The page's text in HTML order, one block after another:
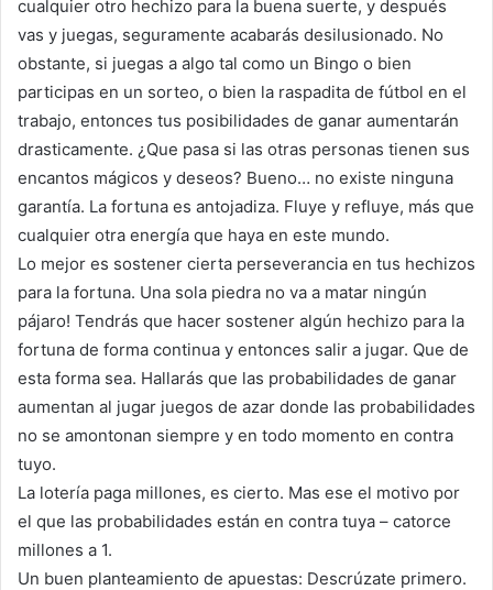
cualquier otro hechizo para la buena suerte, y después
vas y juegas, seguramente acabarás desilusionado. No
obstante, si juegas a algo tal como un Bingo o bien
participas en un sorteo, o bien la raspadita de fútbol en el
trabajo, entonces tus posibilidades de ganar aumentarán
drasticamente. ¿Que pasa si las otras personas tienen sus
encantos mágicos y deseos? Bueno… no existe ninguna
garantía. La fortuna es antojadiza. Fluye y refluye, más que
cualquier otra energía que haya en este mundo.
Lo mejor es sostener cierta perseverancia en tus hechizos
para la fortuna. Una sola piedra no va a matar ningún
pájaro! Tendrás que hacer sostener algún hechizo para la
fortuna de forma continua y entonces salir a jugar. Que de
esta forma sea. Hallarás que las probabilidades de ganar
aumentan al jugar juegos de azar donde las probabilidades
no se amontonan siempre y en todo momento en contra
tuyo.
La lotería paga millones, es cierto. Mas ese el motivo por
el que las probabilidades están en contra tuya – catorce
millones a 1.
Un buen planteamiento de apuestas: Descrúzate primero.